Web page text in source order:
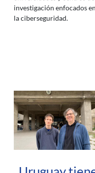
investigación enfocados en
la ciberseguridad.